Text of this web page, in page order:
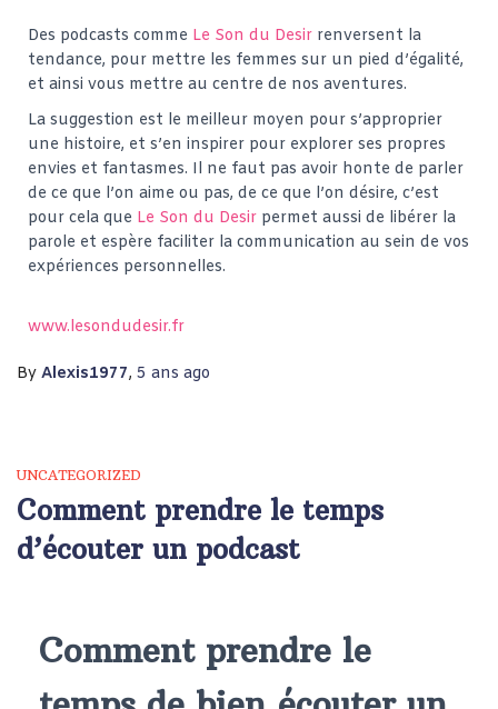
Des podcasts comme Le Son du Desir renversent la
tendance, pour mettre les femmes sur un pied d’égalité,
et ainsi vous mettre au centre de nos aventures.
La suggestion est le meilleur moyen pour s’approprier
une histoire, et s’en inspirer pour explorer ses propres
envies et fantasmes. Il ne faut pas avoir honte de parler
de ce que l’on aime ou pas, de ce que l’on désire, c’est
pour cela que Le Son du Desir permet aussi de libérer la
parole et espère faciliter la communication au sein de vos
expériences personnelles.
www.lesondudesir.fr
By Alexis1977, 5 ans ago
UNCATEGORIZED
Comment prendre le temps
d’écouter un podcast
Comment prendre le